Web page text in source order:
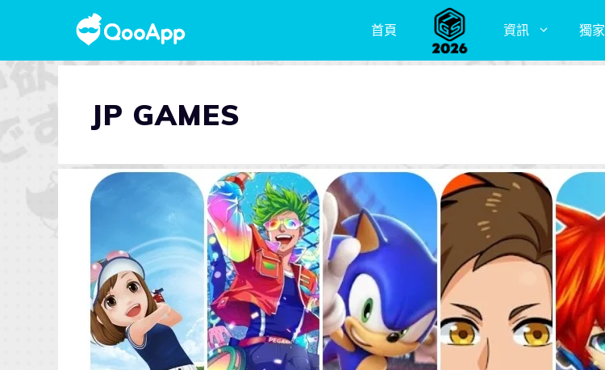
首頁 資訊 獨家
JP GAMES